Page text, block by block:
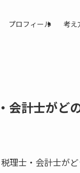
プロフィール 考え
計士がど
理士・会計士が